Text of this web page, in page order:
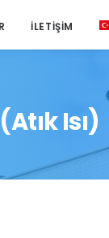
İLETIŞIM
Isı)